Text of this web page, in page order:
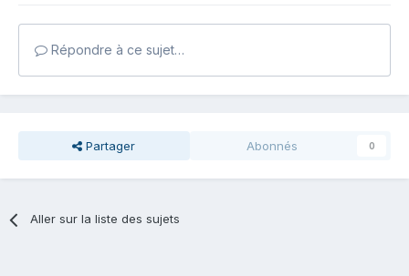
Répondre à ce sujet…
Partager Abonnés 0
Aller sur la liste des sujets